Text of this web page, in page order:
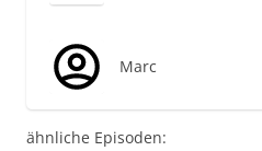
Marc
ähnliche Episoden: